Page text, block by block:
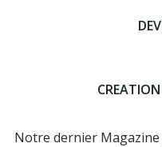
Notre dernier